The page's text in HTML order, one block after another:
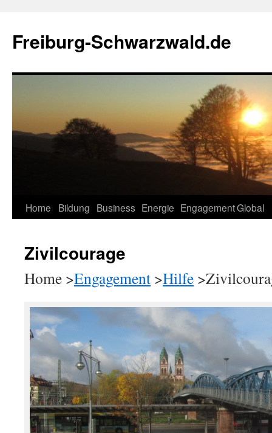
springen
Freiburg-Schwarzwald.de
Home Bildung Business Energie EngagementGlobal
Zivilcourage
Home >Engagement >Hilfe